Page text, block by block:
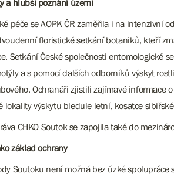
a hlubší poznání území
péče se AOPK ČR zaměřila i na intenzivní
floristické setkání botaniků, kteří
Setkání České společnosti entomologické
a s pomocí dalších odborníků výskyt
Ochranáři zjistili zajímavé informace
lokality výskytu bledule letní, kosatce
CHKO Soutok se zapojila také do
základ ochrany
Soutoku není možná bez úzké spolupráce